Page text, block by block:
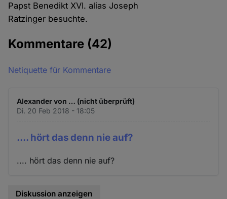
Papst Benedikt XVI. alias Joseph
Ratzinger besuchte.
Kommentare (42)
Netiquette für Kommentare
Alexander von … (nicht überprüft)
Di. 20 Feb 2018 - 18:05
.... hört das denn nie auf?
.... hört das denn nie auf?
Diskussion anzeigen